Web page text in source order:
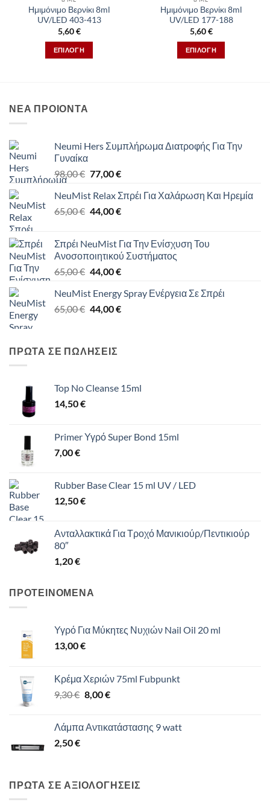
σελίδα
του
προϊόντος
σελίδα
του
προϊόντος
Ημιμόνιμο Βερνίκι 8ml
UV/LED 403-413
5,60€
ΕΠΙΛΟΓΉ
πολλαπλές
επιλογές
να
επιλεγούν
σελίδα
προϊόντος
Ημιμόνιμο Βερνίκι 8ml
UV/LED 177-188
5,60€
ΕΠΙΛΟΓΉ
Οι
επιλογές
επιλεγούν
στη
προϊόντος
ΝΕΑ ΠΡΟΙΟΝΤΑ
Neumi Hers Συμπλήρωμα Διατροφής Για Την
Γυναίκα
98,00€ Original
was:
98,00 €.
77,00€Η
τιμή
είναι:
NeuMist Relax Σπρέι Για Χαλάρωση Και Ηρεμία
65,00€ Original
65,00 €.
44,00€Η
είναι:
44,00 €.
Σπρέι NeuMist Για Την Ενίσχυση Του
Ανοσοποιητικού Συστήματος
65,00€ Original
was:
65,00 €.
44,00€Η
τιμή
είναι:
NeuMist Energy Spray Ενέργεια Σε Σπρέι
65,00€ Original
65,00 €.
44,00€Η
ΠΡΩΤΑ ΣΕ ΠΩΛΗΣΕΙΣ
Top No Cleanse 15ml
14,50€
Primer Υγρό Super Bond 15ml
7,00€
Rubber Base Clear 15 ml UV / LED
12,50€
Ανταλλακτικά Για Τροχό Μανικιούρ/Πεντικιούρ
80″
1,20€
ΠΡΟΤΕΙΝΟΜΕΝΑ
Υγρό Για Μύκητες Νυχιών Nail Oil 20 ml
13,00€
Κρέμα Χεριών 75ml Fubpunkt
9,30€ Original
9,30 €.
8,00€Η
είναι:
Λάμπα Αντικατάστασης 9 watt
2,50€
ΠΡΩΤΑ ΣΕ ΑΞΙΟΛΟΓΗΣΕΙΣ